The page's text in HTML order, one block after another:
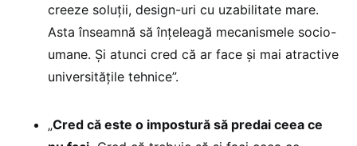
creeze soluții, design-uri cu uzabilitate mare.
Asta înseamnă să înțeleagă mecanismele socio-
umane. Și atunci cred că ar face și mai atractive
universitățile tehnice”.
„Cred că este o impostură să predai ceea ce